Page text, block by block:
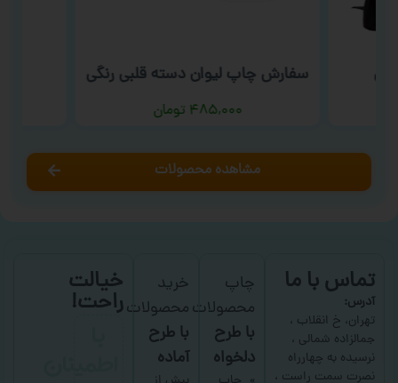
سفارش چاپ لیوان دسته قلبی رنگی
۴۸۵,۰۰۰ تومان
مشاهده محصولات
تماس با ما
آدرس:
تهران، خ انقلاب ،
جمالزاده شمالی ،
نرسیده به چهارراه
نصرت سمت راست ،
چاپ
محصولات
با طرح
دلخواه
خرید
محصولات
با طرح
آماده
خیالت
راحت!